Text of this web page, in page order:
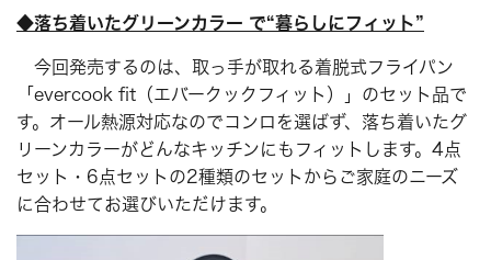
◆落ち着いたグリーンカラー で“暮らしにフィット”
今回発売するのは、取っ手が取れる着脱式フライパン
「evercook fit（エバークックフィット）」のセット品で
す。オール熱源対応なのでコンロを選ばず、落ち着いたグ
リーンカラーがどんなキッチンにもフィットします。4点
セット・6点セットの2種類のセットからご家庭のニーズ
に合わせてお選びいただけます。